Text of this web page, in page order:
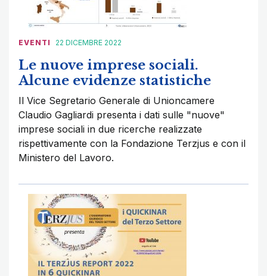
EVENTI 22 DICEMBRE 2022
Le nuove imprese sociali.
Alcune evidenze statistiche
Il Vice Segretario Generale di Unioncamere
Claudio Gagliardi presenta i dati sulle "nuove"
imprese sociali in due ricerche realizzate
rispettivamente con la Fondazione Terzjus e con il
Ministero del Lavoro.